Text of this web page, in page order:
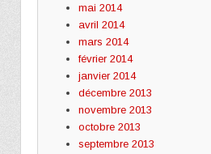
mai 2014
avril 2014
mars 2014
février 2014
janvier 2014
décembre 2013
novembre 2013
octobre 2013
septembre 2013